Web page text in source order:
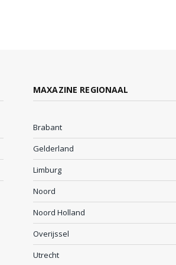
MAXAZINE REGIONAAL
Brabant
Gelderland
Limburg
Noord
Noord Holland
Overijssel
Utrecht